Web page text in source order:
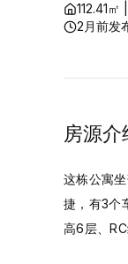
112.41㎡ |
2月前发
房源介
这栋公寓
捷，有3个
高6层、